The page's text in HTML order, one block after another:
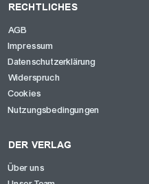
RECHTLICHES
AGB
Impressum
Datenschutzerklärung
Widerspruch
Cookies
Nutzungsbedingungen
DER VERLAG
Über uns